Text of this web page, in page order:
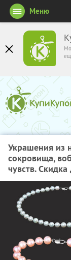
Меню
Украшения из
сокровища,
чувств.